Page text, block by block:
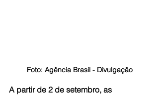
Foto: Agência Brasil - Divulgação
A partir de 2 de setembro, as